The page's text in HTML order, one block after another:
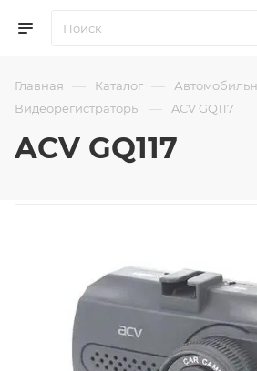
Главная — Каталог —
Видеорегистраторы — ACV GQ117
ACV GQ117